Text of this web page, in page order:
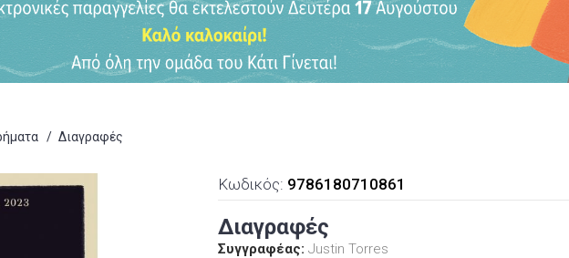
/ Διαγραφές
Κωδικός: 9786180710861
Διαγραφές
Συγγραφέας: Justin Torres